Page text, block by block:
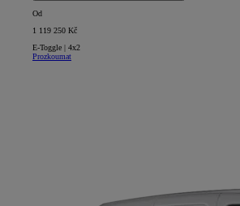
Od
1 119 250 Kč
E-Toggle | 4x2
Prozkoumat